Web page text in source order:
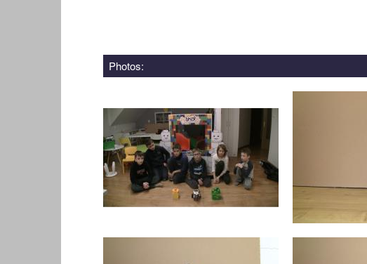
Photos: